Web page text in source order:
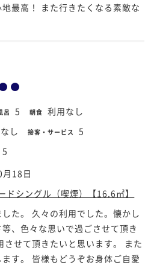
最高！ また行きたくなる素敵な
呂 5 朝食 利用なし
し 接客・サービス 5
5
18日
ドシングル（喫煙）【16.6㎡】
た。 久々の利用でした。懐かし
、色々な思いで過ごさせて頂き
させて頂きたいと思います。 また
す。 皆様もどうぞお身体ご自愛